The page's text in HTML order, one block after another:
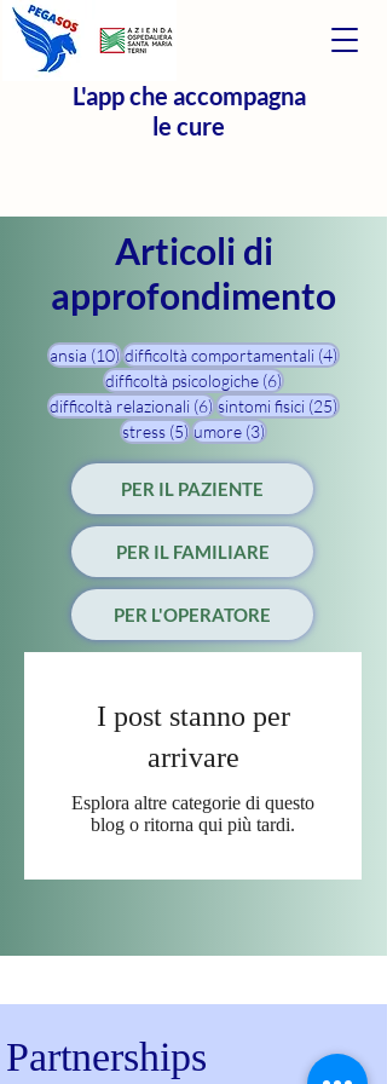
L'app che accompagna
le cure
Articoli di
approfondimento
ansia (10)10 post
difficoltà comportamentali (4)4 post
difficoltà psicologiche (6)6 post
difficoltà relazionali (6)6 post
sintomi fisici (25)25 post
stress (5)5 post
umore (3)3 post
PER IL PAZIENTE
PER IL FAMILIARE
PER L'OPERATORE
I post stanno per
arrivare
Esplora altre categorie di questo
blog o ritorna qui più tardi.
Partnerships